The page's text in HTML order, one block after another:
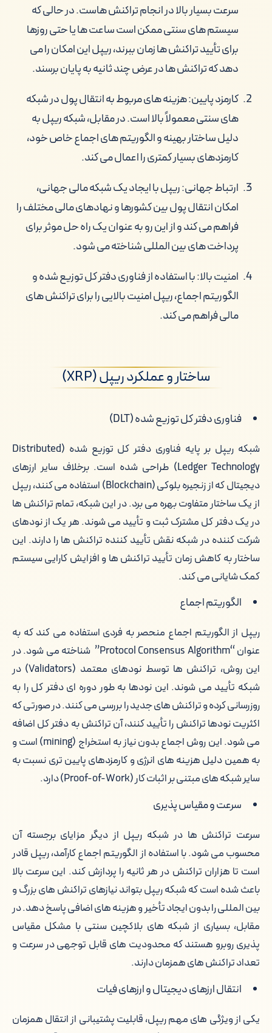
سرعت بسیار بالا در انجام تراکنش هاست. در حالی که
سیستم های سنتی ممکن است ساعت ها یا حتی روزها
برای تأیید تراکنش ها زمان ببرند، ریپل این امکان را می
دهد که تراکنش ها در عرض چند ثانیه به پایان برسند.
کارمزد پایین: هزینه های مربوط به انتقال پول در شبکه
های سنتی معمولاً بالا است. در مقابل، شبکه ریپل به
دلیل ساختار بهینه و الگوریتم های اجماع خاص خود،
کارمزدهای بسیار کمتری را اعمال می کند.
ارتباط جهانی: ریپل با ایجاد یک شبکه مالی جهانی،
امکان انتقال پول بین کشورها و نهادهای مالی مختلف را
فراهم می کند و از این رو به عنوان یک راه حل موثر برای
پرداخت های بین المللی شناخته می شود.
امنیت بالا: با استفاده از فناوری دفتر کل توزیع شده و
الگوریتم اجماع، ریپل امنیت بالایی را برای تراکنش های
مالی فراهم می کند.
ساختار و عملکرد ریپل (XRP)
فناوری دفتر کل توزیع شده (DLT)
شبکه ریپل بر پایه فناوری دفتر کل توزیع شده (Distributed
Ledger Technology) طراحی شده است. برخلاف سایر ارزهای
دیجیتال که از زنجیره بلوکی (Blockchain) استفاده می کنند، ریپل
از یک ساختار متفاوت بهره می برد. در این شبکه، تمام تراکنش ها
در یک دفتر کل مشترک ثبت و تأیید می شوند. هر یک از نودهای
شرکت کننده در شبکه نقش تأیید کننده تراکنش ها را دارند. این
ساختار به کاهش زمان تأیید تراکنش ها و افزایش کارایی سیستم
کمک شایانی می کند.
الگوریتم اجماع
ریپل از الگوریتم اجماع منحصر به فردی استفاده می کند که به
عنوان “Protocol Consensus Algorithm” شناخته می شود. در
این روش، تراکنش ها توسط نودهای معتمد (Validators) در
شبکه تأیید می شوند. این نودها به طور دوره ای دفتر کل را به
روزرسانی کرده و تراکنش های جدید را بررسی می کنند. در صورتی که
اکثریت نودها تراکنش را تأیید کنند، آن تراکنش به دفتر کل اضافه
می شود. این روش اجماع بدون نیاز به استخراج (mining) است و
به همین دلیل هزینه های انرژی و کارمزدهای پایین تری نسبت به
سایر شبکه های مبتنی بر اثبات کار (Proof-of-Work) دارد.
سرعت و مقیاس پذیری
سرعت تراکنش ها در شبکه ریپل از دیگر مزایای برجسته آن
محسوب می شود. با استفاده از الگوریتم اجماع کارآمد، ریپل قادر
است تا هزاران تراکنش در هر ثانیه را پردازش کند. این سرعت بالا
باعث شده است که شبکه ریپل بتواند نیازهای تراکنش های بزرگ و
بین المللی را بدون ایجاد تأخیر و هزینه های اضافی پاسخ دهد. در
مقابل، بسیاری از شبکه های بلاکچین سنتی با مشکل مقیاس
پذیری روبرو هستند که محدودیت های قابل توجهی در سرعت و
تعداد تراکنش های همزمان دارند.
انتقال ارزهای دیجیتال و ارزهای فیات
یکی از ویژگی های مهم ریپل، قابلیت پشتیبانی از انتقال همزمان